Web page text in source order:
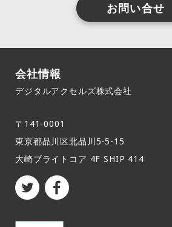
お問い合せ
会社情報
デジタルアクセルズ株式会社
〒141-0001
東京都品川区北品川5-5-15​
大崎ブライトコア 4F SHIP 414